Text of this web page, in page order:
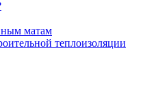
матам
теплоизоляции